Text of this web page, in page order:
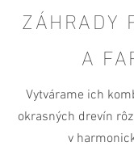
Vytvárame ich
okrasných drevín
v
ZÁHRADY
A